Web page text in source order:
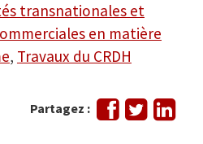
transnationales et
en matière
, Travaux du CRDH
Partagez :
Partager
sur
Tweeter